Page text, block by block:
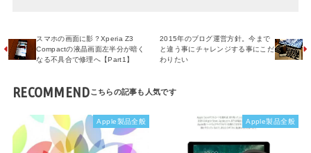
スマホの画面に影？Xperia Z3
Compactの液晶画面左半分が暗く
なる不具合で修理へ【Part1】
2015年のブログ運営方針。今まで
と違う事にチャレンジする事にこだ
わりたい
RECOMMEND
Apple製品全般 Apple製品全般